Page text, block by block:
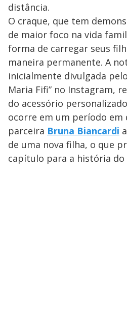
distância.
O craque, que tem
de maior foco na vida
forma de carregar seus
maneira permanente. A
inicialmente divulgada
Maria Fifi” no Instagram,
do acessório
ocorre em um período em
parceira Bruna Biancardi
de uma nova filha, o que
capítulo para a história do